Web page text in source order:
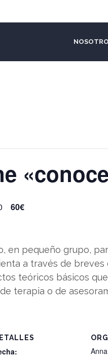
60€
en pequeño grupo,
a través de
teóricos básicos
terapia o de